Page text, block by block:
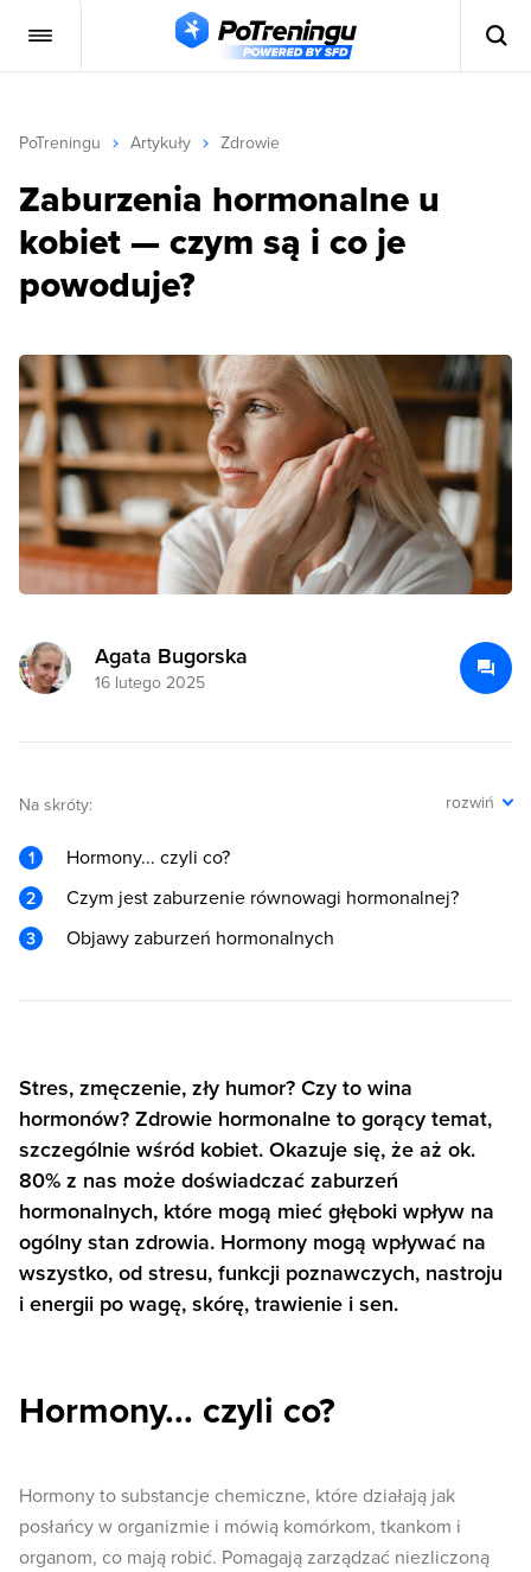
PoTreningu Artykuły Zdrowie
Zaburzenia hormonalne u
kobiet — czym są i co je
powoduje?
Agata Bugorska
16 lutego 2025
Na skróty: rozwiń
Hormony... czyli co?
Czym jest zaburzenie równowagi hormonalnej?
Objawy zaburzeń hormonalnych
Stres, zmęczenie, zły humor? Czy to wina
hormonów? Zdrowie hormonalne to gorący temat,
szczególnie wśród kobiet. Okazuje się, że aż ok.
80% z nas może doświadczać zaburzeń
hormonalnych, które mogą mieć głęboki wpływ na
ogólny stan zdrowia. Hormony mogą wpływać na
wszystko, od stresu, funkcji poznawczych, nastroju
i energii po wagę, skórę, trawienie i sen.
Hormony... czyli co?
Hormony to substancje chemiczne, które działają jak
posłańcy w organizmie i mówią komórkom, tkankom i
organom, co mają robić. Pomagają zarządzać niezliczoną